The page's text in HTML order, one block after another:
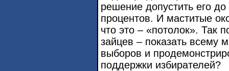
решение допустить его
процентов. И маститые
что это – «потолок». Так
зайцев – показать всему
выборов и
поддержки избирателей?